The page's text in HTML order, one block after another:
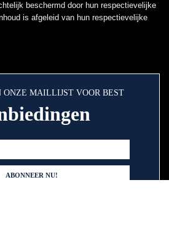
beschermd door hun respectievelijke
is afgeleid van hun respectievelijke
ONZE MAILLIJST VOOR BEST